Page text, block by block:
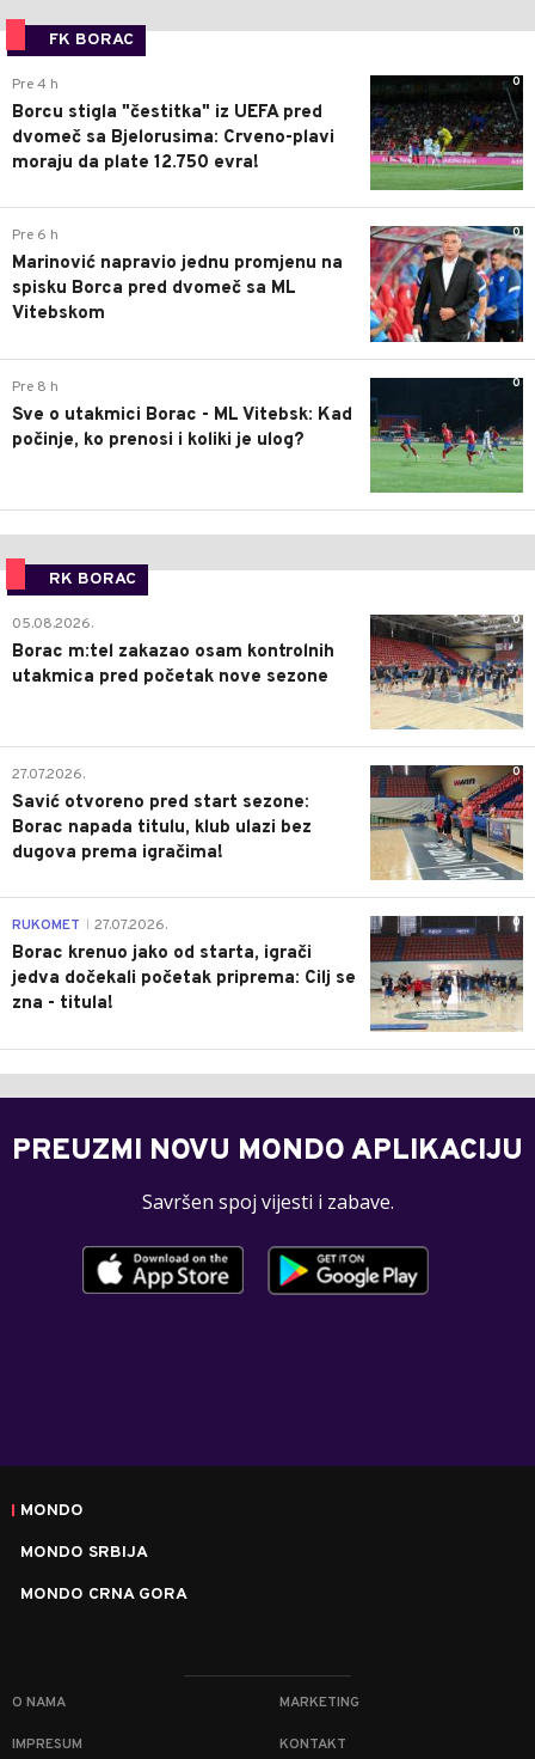
FK BORAC
0
Pre 4 h
Borcu stigla "čestitka" iz UEFA pred
dvomeč sa Bjelorusima: Crveno-plavi
moraju da plate 12.750 evra!
0
Pre 6 h
Marinović napravio jednu promjenu na
spisku Borca pred dvomeč sa ML
Vitebskom
0
Pre 8 h
Sve o utakmici Borac - ML Vitebsk: Kad
počinje, ko prenosi i koliki je ulog?
RK BORAC
0
05.08.2026.
Borac m:tel zakazao osam kontrolnih
utakmica pred početak nove sezone
0
27.07.2026.
Savić otvoreno pred start sezone:
Borac napada titulu, klub ulazi bez
dugova prema igračima!
0
RUKOMET 27.07.2026.
Borac krenuo jako od starta, igrači
jedva dočekali početak priprema: Cilj se
zna - titula!
PREUZMI NOVU MONDO APLIKACIJU
Savršen spoj vijesti i zabave.
MONDO
MONDO SRBIJA
MONDO CRNA GORA
O NAMA MARKETING
IMPRESUM KONTAKT